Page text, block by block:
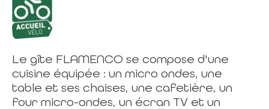
Le gîte FLAMENCO se compose d'une
cuisine équipée : un micro ondes, une
table et ses chaises, une cafetière, un
four micro-ondes, un écran TV et un